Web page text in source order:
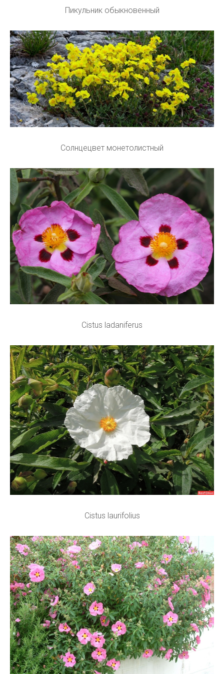
Пикульник обыкновенный
Солнцецвет монетолистный
Cistus ladaniferus
Cistus laurifolius